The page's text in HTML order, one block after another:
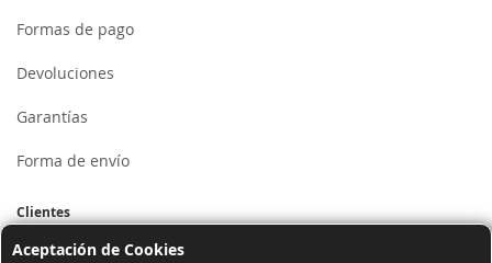
Aceptación de Cookies
Formas de pago
Devoluciones
Garantías
Forma de envío
Clientes